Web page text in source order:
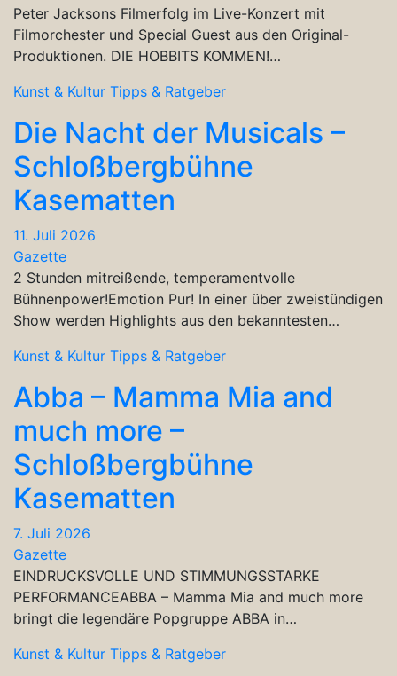
Peter Jacksons Filmerfolg im Live-Konzert mit
Filmorchester und Special Guest aus den Original-
Produktionen. DIE HOBBITS KOMMEN!…
Kunst & Kultur Tipps & Ratgeber
Die Nacht der Musicals –
Schloßbergbühne
Kasematten
11. Juli 2026
Gazette
2 Stunden mitreißende, temperamentvolle
Bühnenpower!Emotion Pur! In einer über zweistündigen
Show werden Highlights aus den bekanntesten…
Kunst & Kultur Tipps & Ratgeber
Abba – Mamma Mia and
much more –
Schloßbergbühne
Kasematten
7. Juli 2026
Gazette
EINDRUCKSVOLLE UND STIMMUNGSSTARKE
PERFORMANCEABBA – Mamma Mia and much more
bringt die legendäre Popgruppe ABBA in…
Kunst & Kultur Tipps & Ratgeber